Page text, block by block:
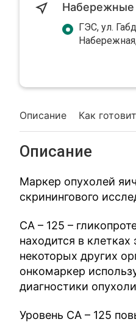
Описание Как
Описание
Маркер опухолей
скринингового
СА – 125 –
находится в
некоторых других
онкомаркер
диагностики
Уровень СА – 125
ГЭС, ул.